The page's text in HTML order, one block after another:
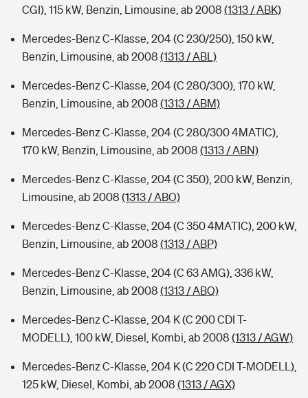
CGI), 115 kW, Benzin, Limousine, ab 2008 (1313 / ABK)
Mercedes-Benz C-Klasse, 204 (C 230/250), 150 kW,
Benzin, Limousine, ab 2008 (1313 / ABL)
Mercedes-Benz C-Klasse, 204 (C 280/300), 170 kW,
Benzin, Limousine, ab 2008 (1313 / ABM)
Mercedes-Benz C-Klasse, 204 (C 280/300 4MATIC),
170 kW, Benzin, Limousine, ab 2008 (1313 / ABN)
Mercedes-Benz C-Klasse, 204 (C 350), 200 kW, Benzin,
Limousine, ab 2008 (1313 / ABO)
Mercedes-Benz C-Klasse, 204 (C 350 4MATIC), 200 kW,
Benzin, Limousine, ab 2008 (1313 / ABP)
Mercedes-Benz C-Klasse, 204 (C 63 AMG), 336 kW,
Benzin, Limousine, ab 2008 (1313 / ABQ)
Mercedes-Benz C-Klasse, 204 K (C 200 CDI T-
MODELL), 100 kW, Diesel, Kombi, ab 2008 (1313 / AGW)
Mercedes-Benz C-Klasse, 204 K (C 220 CDI T-MODELL),
125 kW, Diesel, Kombi, ab 2008 (1313 / AGX)